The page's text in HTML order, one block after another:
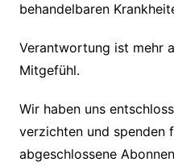
behandelbaren
Verantwortung ist mehr
Mitgefühl.
Wir haben uns
verzichten und spenden
abgeschlossene